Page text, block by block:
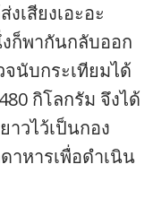
เสียงเอะอะ
ก็พากันกลับออก
นับกระเทียมได้
กิโลกรัม จึงได้
าวไว้เป็นกอง
าหารเพื่อดำเนิน